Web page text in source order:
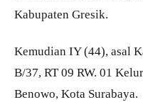
Kabupaten Gresik.
Kemudian IY (44), asal
B/37, RT 09 RW. 01
Benowo, Kota Surabaya.